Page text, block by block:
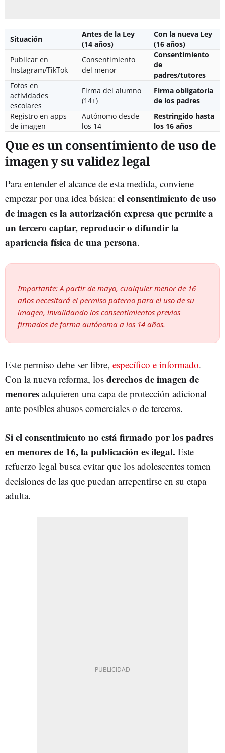
Situación
Antes de la Ley
(14 años)
Con la nueva Ley
(16 años)
Publicar en
Instagram/TikTok
Consentimiento
del menor
Consentimiento
de
padres/tutores
Fotos en
actividades
escolares
Firma del alumno
(14+)
Firma obligatoria
de los padres
Registro en apps
de imagen
Autónomo desde
los 14
Restringido hasta
los 16 años
Que es un consentimiento de uso de
imagen y su validez legal
Para entender el alcance de esta medida, conviene
empezar por una idea básica: el consentimiento de uso
de imagen es la autorización expresa que permite a
un tercero captar, reproducir o difundir la
apariencia física de una persona.
Importante: A partir de mayo, cualquier menor de 16
años necesitará el permiso paterno para el uso de su
imagen, invalidando los consentimientos previos
firmados de forma autónoma a los 14 años.
Este permiso debe ser libre, específico e informado.
Con la nueva reforma, los derechos de imagen de
menores adquieren una capa de protección adicional
ante posibles abusos comerciales o de terceros.
Si el consentimiento no está firmado por los padres
en menores de 16, la publicación es ilegal. Este
refuerzo legal busca evitar que los adolescentes tomen
decisiones de las que puedan arrepentirse en su etapa
adulta.